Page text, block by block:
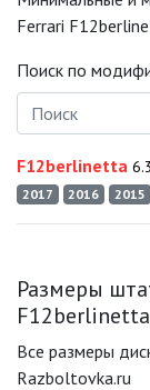
Ferrari
Поиск по
F12berlinetta 6.3
2017
2016 2015
Размеры
F12berlinetta
Все размеры
Razboltovka.ru